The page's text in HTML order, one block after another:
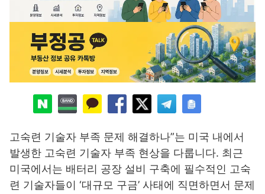
고숙련 기술자 부족 문제 해결하나”는 미국 내에서
발생한 고숙련 기술자 부족 현상을 다룹니다. 최근
미국에서는 배터리 공장 설비 구축에 필수적인 고숙
련 기술자들이 ‘대규모 구금’ 사태에 직면하면서 문제